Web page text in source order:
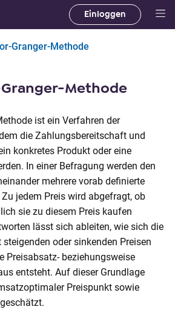
Einloggen
Granger-Methode
Methode
ist ein Verfahren der
die Zahlungsbereitschaft und
konkretes Produkt oder eine
In einer Befragung werden den
mehrere vorab definierte
jedem Preis wird abgefragt, ob
sie zu diesem Preis kaufen
lässt sich ableiten, wie sich die
oder sinkenden Preisen
Preisabsatz- beziehungsweise
entsteht. Auf dieser Grundlage
Preispunkt sowie